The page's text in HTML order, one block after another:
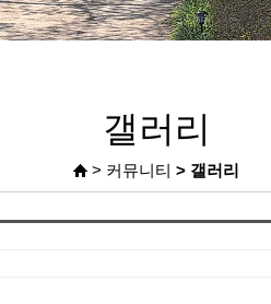
갤러리
> 커뮤니티 > 갤러리